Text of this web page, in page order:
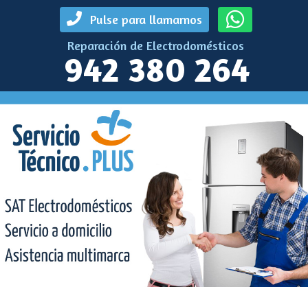
Pulse para llamarnos
Reparación de Electrodomésticos
942 380 264